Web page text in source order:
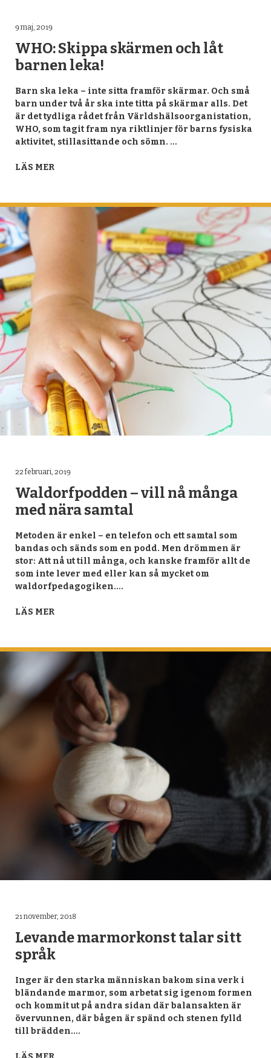
9 maj, 2019
WHO: Skippa skärmen och låt
barnen leka!
Barn ska leka – inte sitta framför skärmar. Och små
barn under två år ska inte titta på skärmar alls. Det
är det tydliga rådet från Världshälsoorganistation,
WHO, som tagit fram nya riktlinjer för barns fysiska
aktivitet, stillasittande och sömn. …
LÄS MER
22 februari, 2019
Waldorfpodden – vill nå många
med nära samtal
Metoden är enkel – en telefon och ett samtal som
bandas och sänds som en podd. Men drömmen är
stor: Att nå ut till många, och kanske framför allt de
som inte lever med eller kan så mycket om
waldorfpedagogiken.…
LÄS MER
21 november, 2018
Levande marmorkonst talar sitt
språk
Inger är den starka människan bakom sina verk i
bländande marmor, som arbetat sig igenom formen
och kommit ut på andra sidan där balansakten är
övervunnen, där bågen är spänd och stenen fylld
till brädden.…